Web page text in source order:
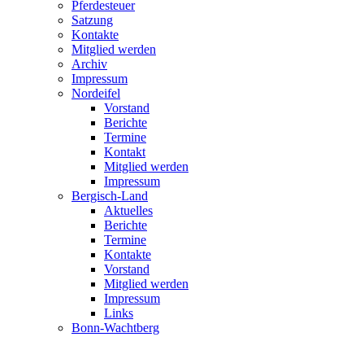
Pferdesteuer
Satzung
Kontakte
Mitglied werden
Archiv
Impressum
Nordeifel
Vorstand
Berichte
Termine
Kontakt
Mitglied werden
Impressum
Bergisch-Land
Aktuelles
Berichte
Termine
Kontakte
Vorstand
Mitglied werden
Impressum
Links
Bonn-Wachtberg